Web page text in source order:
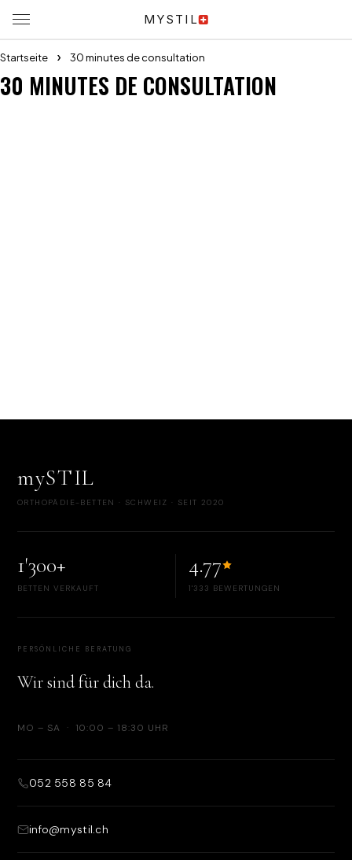
MYSTIL
Startseite 30 minutes de consultation
30 MINUTES DE CONSULTATION
mySTIL
ORTHOPÄDIE-BETTEN · SCHWEIZ · SEIT 2020
1'300+
BETTEN VERKAUFT
4.77
1'333 BEWERTUNGEN
PERSÖNLICHE BERATUNG
Wir sind für dich da.
MO – SA · 10:00 – 18:30 UHR
052 558 85 84
info@mystil.ch